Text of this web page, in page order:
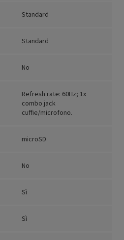
Standard
Standard
No
Refresh rate: 60Hz; 1x
combo jack
cuffie/microfono.
microSD
No
Sì
Sì